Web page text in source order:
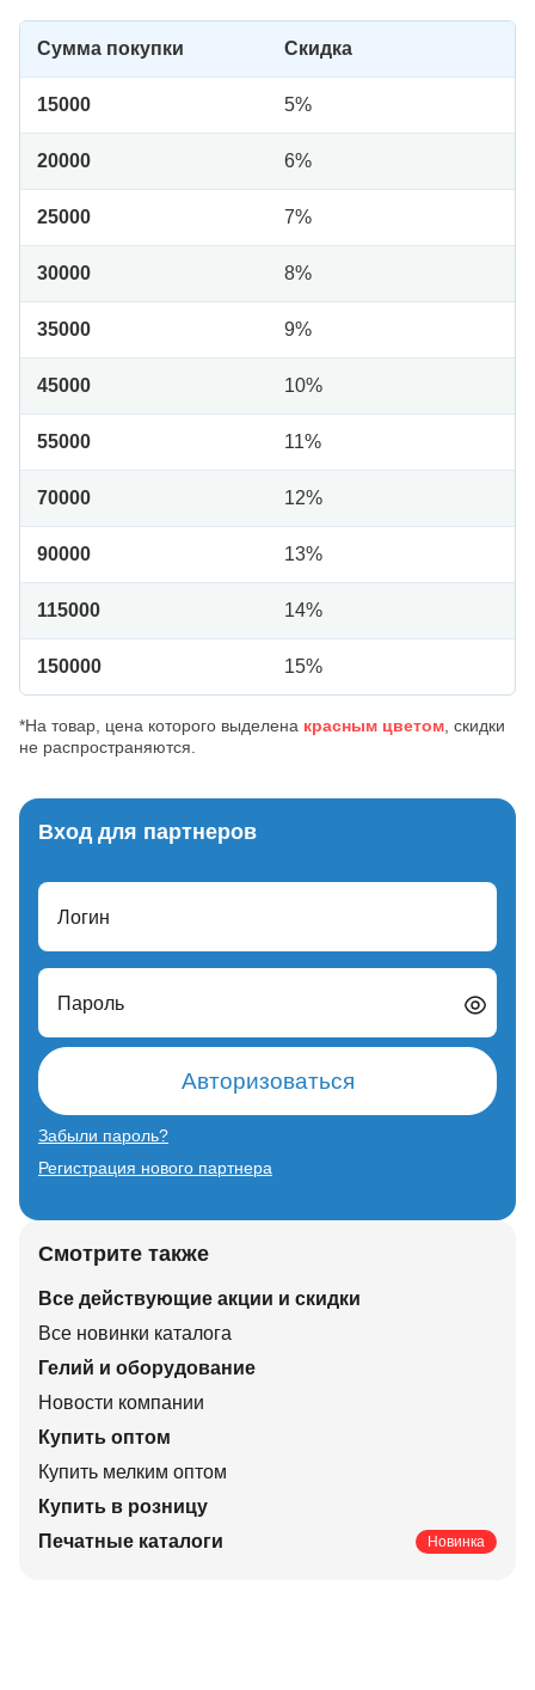
Сумма покупки Скидка
15000 5%
20000 6%
25000 7%
30000 8%
35000 9%
45000 10%
55000 11%
70000 12%
90000 13%
115000 14%
150000 15%
*На товар, цена которого выделена красным цветом , скидки
не распространяются.
Вход для партнеров
Логин
Пароль
Авторизоваться
Забыли пароль?
Регистрация нового партнера
Смотрите также
Все действующие акции и скидки
Все новинки каталога
Гелий и оборудование
Новости компании
Купить оптом
Купить мелким оптом
Купить в розницу
Печатные каталоги
Новинка